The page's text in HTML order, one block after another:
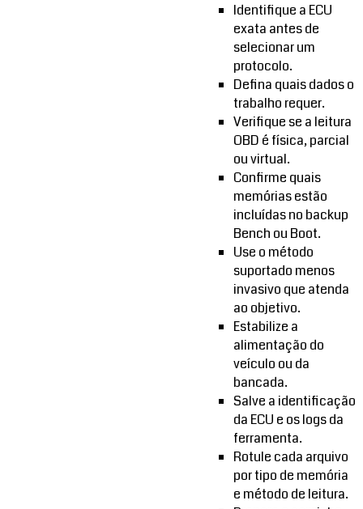
Identifique a ECU
exata antes de
selecionar um
protocolo.
Defina quais dados o
trabalho requer.
Verifique se a leitura
OBD é física, parcial
ou virtual.
Confirme quais
memórias estão
incluídas no backup
Bench ou Boot.
Use o método
suportado menos
invasivo que atenda
ao objetivo.
Estabilize a
alimentação do
veículo ou da
bancada.
Salve a identificação
da ECU e os logs da
ferramenta.
Rotule cada arquivo
por tipo de memória
e método de leitura.